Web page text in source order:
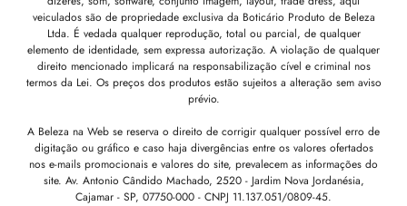
veiculados são de propriedade exclusiva da Boticário Produto de Beleza
Ltda. É vedada qualquer reprodução, total ou parcial, de qualquer
elemento de identidade, sem expressa autorização. A violação de qualquer
direito mencionado implicará na responsabilização cível e criminal nos
termos da Lei. Os preços dos produtos estão sujeitos a alteração sem aviso
prévio.
A Beleza na Web se reserva o direito de corrigir qualquer possível erro de
digitação ou gráfico e caso haja divergências entre os valores ofertados
nos e-mails promocionais e valores do site, prevalecem as informações do
site. Av. Antonio Cândido Machado, 2520 - Jardim Nova Jordanésia,
Cajamar - SP, 07750-000 - CNPJ 11.137.051/0809-45.